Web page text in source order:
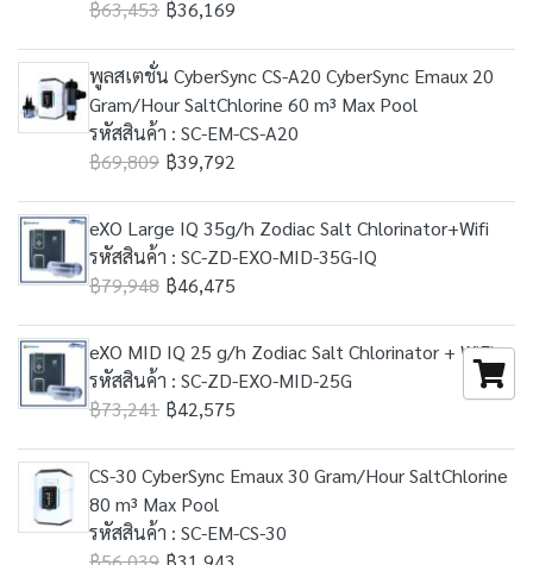
฿63,453 ฿36,169
พูลสเตชั่น CyberSync CS-A20 CyberSync Emaux 20
Gram/Hour SaltChlorine 60 m³ Max Pool
รหัสสินค้า : SC-EM-CS-A20
฿69,809 ฿39,792
eXO Large IQ 35g/h Zodiac Salt Chlorinator+Wifi
รหัสสินค้า : SC-ZD-EXO-MID-35G-IQ
฿79,948 ฿46,475
eXO MID IQ 25 g/h Zodiac Salt Chlorinator + WiFi
รหัสสินค้า : SC-ZD-EXO-MID-25G
฿73,241 ฿42,575
CS-30 CyberSync Emaux 30 Gram/Hour SaltChlorine
80 m³ Max Pool
รหัสสินค้า : SC-EM-CS-30